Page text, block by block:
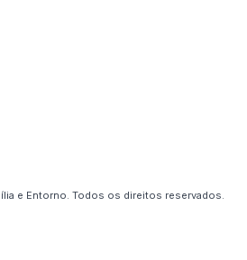
e Entorno. Todos os direitos reservados.